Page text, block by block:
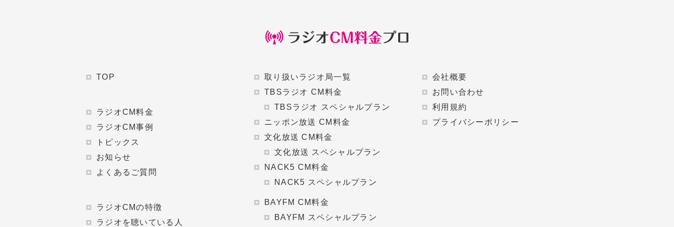
TOP
ラジオCM料金
ラジオCM事例
トピックス
お知らせ
よくあるご質問
ラジオCMの特徴
ラジオを聴いている人
取り扱いラジオ局一覧
TBSラジオ CM料金
TBSラジオ スペシャルプラン
ニッポン放送 CM料金
文化放送 CM料金
文化放送 スペシャルプラン
NACK5 CM料金
NACK5 スペシャルプラン
BAYFM CM料金
BAYFM スペシャルプラン
会社概要
お問い合わせ
利用規約
プライバシーポリシー